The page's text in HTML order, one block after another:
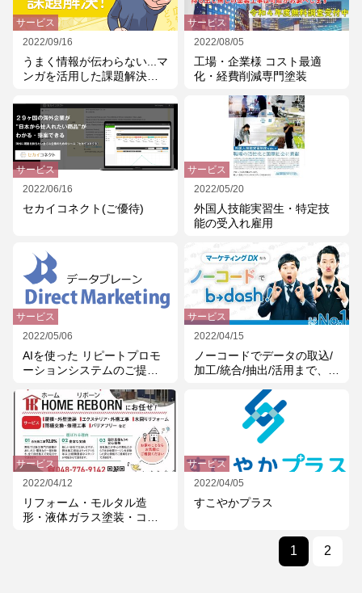
サービス
2022/09/16
うまく情報が伝わらない...マ
ンガを活用した課題解決と
サービス
2022/08/05
工場・企業様 コスト最適
化・経費削減専門塗装
サービス
2022/06/16
セカイコネクト(ご優待)
サービス
2022/05/20
外国人技能実習生・特定技
能の受入れ雇用
サービス
2022/05/06
AIを使った リピートプロモ
ーションシステムのご提供
での集客率を上げたい方必
見!
サービス
2022/04/15
ノーコードでデータの取込/
加工/統合/抽出/活用まで、
ドシステム
サービス
2022/04/12
リフォーム・モルタル造
形・液体ガラス塗装・コー
サービス
2022/04/05
すこやかプラス
1 2